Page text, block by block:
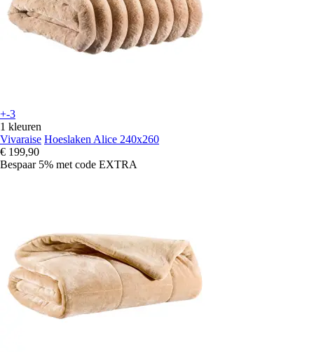
+-3
1 kleuren
Vivaraise Hoeslaken Alice 240x260
€ 199,90
Bespaar 5% met code EXTRA